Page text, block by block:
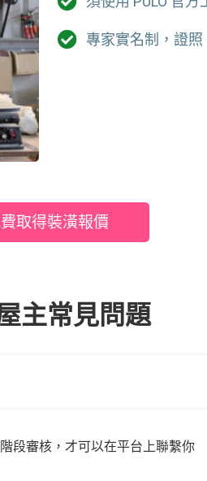
專家實名制，證
取得裝潢報價
主常見問題
段審核，才可以在平台上聯繫你